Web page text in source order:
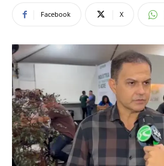
Facebook X